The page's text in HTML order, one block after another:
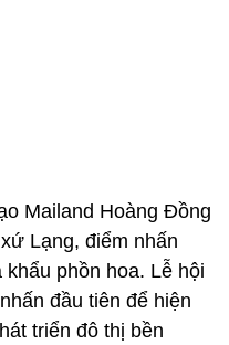
Mailand Hoàng Đồng
Lạng, điểm nhấn
phồn hoa. Lễ hội
đầu tiên để hiện
triển đô thị bền